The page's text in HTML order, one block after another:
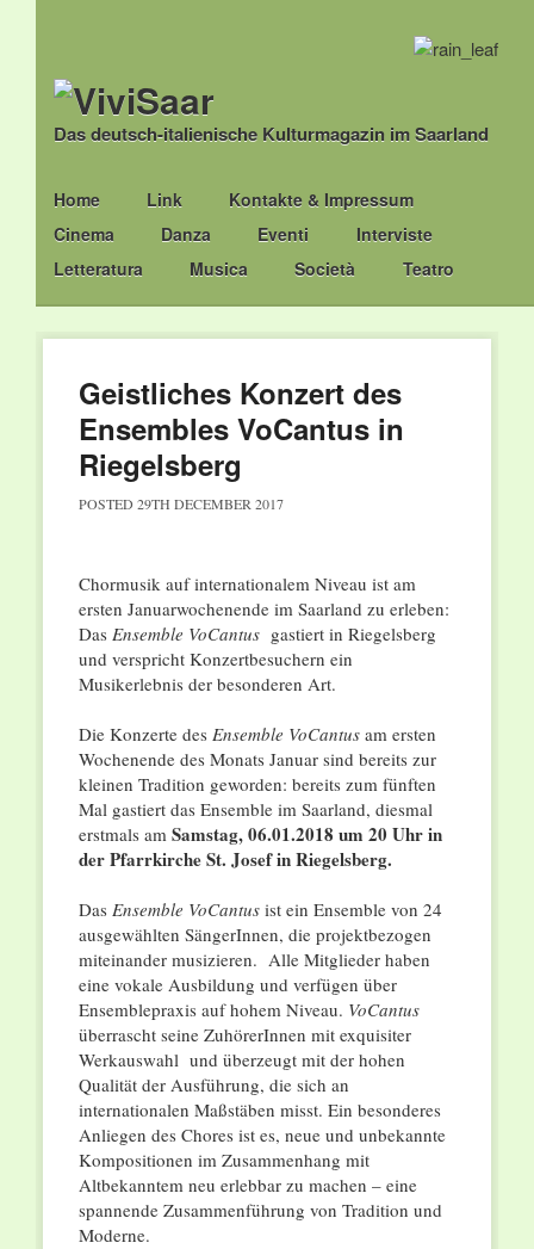
Das deutsch-italienische Kulturmagazin im Saarland
Main menu
Skip
to
content
Home Link
Kontakte & Impressum
Cinema
Danza Eventi
Interviste
Letteratura
Musica Società Teatro
Geistliches Konzert des
Ensembles VoCantus in
Riegelsberg
POSTED 29TH DECEMBER 2017
Chormusik auf internationalem Niveau ist am
ersten Januarwochenende im Saarland zu erleben:
Das Ensemble VoCantusgastiert in Riegelsberg
und verspricht Konzertbesuchern ein
Musikerlebnis der besonderen Art.
Die Konzerte des Ensemble VoCantusam ersten
Wochenende des Monats Januar sind bereits zur
kleinen Tradition geworden: bereits zum fünften
Mal gastiert das Ensemble im Saarland, diesmal
erstmals am Samstag, 06.01.2018 um 20 Uhr in
der Pfarrkirche St. Josef in Riegelsberg.
Das Ensemble VoCantusist ein Ensemble von 24
ausgewählten SängerInnen, die projektbezogen
miteinander musizieren. Alle Mitglieder haben
eine vokale Ausbildung und verfügen über
Ensemblepraxis auf hohem Niveau. VoCantus
überrascht seine ZuhörerInnen mit exquisiter
Werkauswahl und überzeugt mit der hohen
Qualität der Ausführung, die sich an
internationalen Maßstäben misst. Ein besonderes
Anliegen des Chores ist es, neue und unbekannte
Kompositionen im Zusammenhang mit
Altbekanntem neu erlebbar zu machen – eine
spannende Zusammenführung von Tradition und
Moderne.